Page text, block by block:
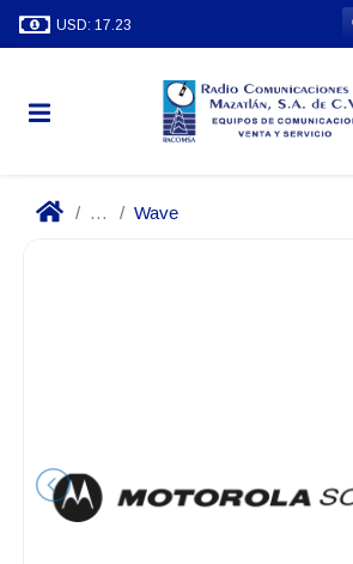
USD: 17.23
... Wave